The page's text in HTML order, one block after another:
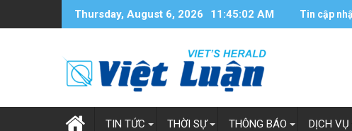
Thursday, August 6, 2026 11:45:03 AM Tin cập
TIN TỨC THỜI SỰ THÔNG BÁO DỊCH VỤ